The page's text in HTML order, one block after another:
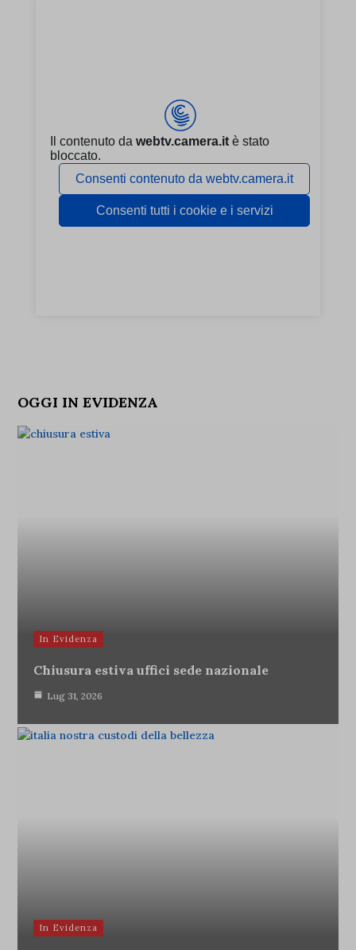
OGGI IN EVIDENZA
In Evidenza
Chiusura estiva uffici sede nazionale
Lug 31, 2026
In Evidenza